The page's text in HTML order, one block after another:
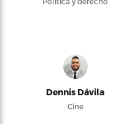
Dennis Dávila
Cine